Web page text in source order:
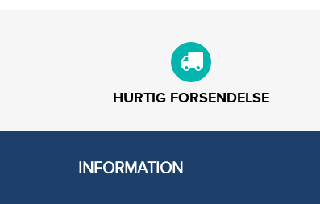
HURTIG FORSENDELSE
INFORMATION